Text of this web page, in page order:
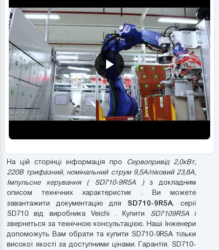
На цій сторінці інформація про Сервопривід 2,0кВт,
220В трифазний, номінальний струм 9,5А/піковий 23,8А,
Імпульсне керування ( SD710-9R5A )з докладним
описом технічних характеристик . Ви можете
завантажити документацію для SD710-9R5A, серії
SD710 від виробника Veichi . Купити SD7109R5Aі
звернеться за технічною консультацією. Наші Інженери
допоможуть Вам обрати та купити SD710-9R5A тільки
високої якості за доступними цінами. Гарантія. SD710-